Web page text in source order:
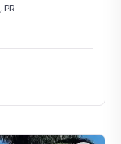
, PR